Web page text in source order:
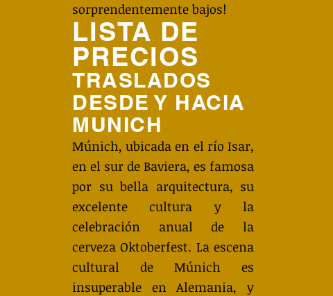
sorprendentemente bajos!
LISTA DE
PRECIOS
TRASLADOS
DESDE Y HACIA
MUNICH
Múnich, ubicada en el río Isar,
en el sur de Baviera, es famosa
por su bella arquitectura, su
excelente cultura y la
celebración anual de la
cerveza Oktoberfest. La escena
cultural de Múnich es
insuperable en Alemania, y